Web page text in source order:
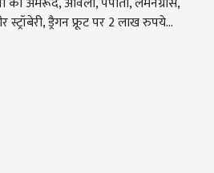
ड्रैगन फ्रूट पर 2 लाख रुपये…